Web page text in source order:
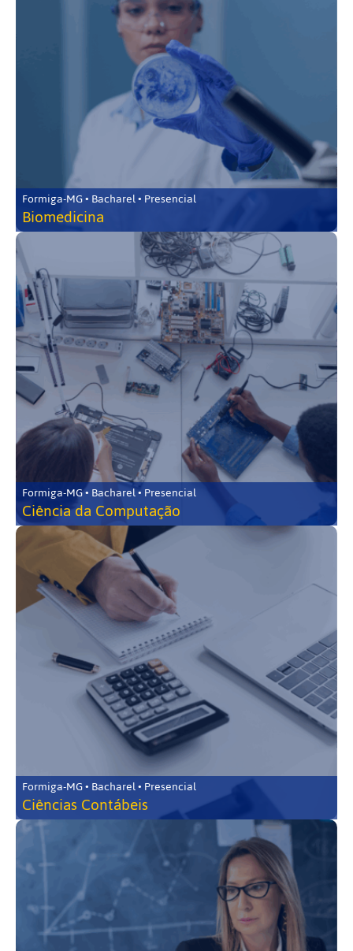
Formiga-MG • Bacharel • Presencial
Biomedicina
Formiga-MG • Bacharel • Presencial
Ciência da Computação
Formiga-MG • Bacharel • Presencial
Ciências Contábeis